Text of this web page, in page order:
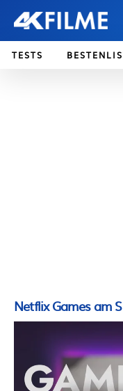
TESTS
Netflix Games am